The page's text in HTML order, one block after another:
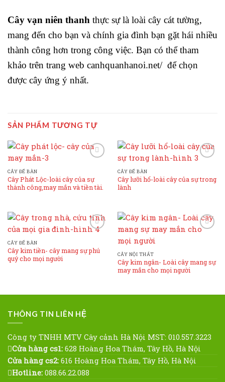
Cây vạn niên thanh thực sự là loài cây cát tường,
mang đến cho bạn và chính gia đình bạn gặt hái nhiều
thành công hơn trong công việc. Bạn có thể tham
khảo trên trang web canhquanhanoi.net/ để chọn
được cây ứng ý nhất.
SẢN PHẨM TƯƠNG TỰ
CÂY ĐỂ BÀN
Cây Phát Lộc-loài cây của sự
thành công,may mắn và tiền tài.
CÂY ĐỂ BÀN
Cây lưỡi hổ-loài cây của sự trong
lành
CÂY ĐỂ BÀN
Cây kim tiền- cây mang sự phú
quý cho mọi người
CÂY NỘI THẤT
Cây kim ngân- Loài cây mang sự
may mắn cho mọi người
THÔNG TIN LIÊN HỆ
Công ty TNHH MTV Cây cảnh Hà Nội MST: 010.557.3223
Cửa hàng cs1: 628 Hoàng Hoa Thám, Tây Hồ, Hà Nội
Cửa hàng cs2: 616 Hoàng Hoa Thám, Tây Hồ, Hà Nội
Hotline: 088.66.22.088